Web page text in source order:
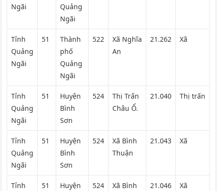
Ngãi
Quảng
Ngãi
Tỉnh
Quảng
Ngãi
51
Thành
phố
Quảng
Ngãi
522
Xã Nghĩa
An
21.262 Xã
Tỉnh
Quảng
Ngãi
51
Huyện
Bình
Sơn
524
Thị Trấn
Châu Ổ.
21.040 Thị trấn
Tỉnh
Quảng
Ngãi
51
Huyện
Bình
Sơn
524
Xã Bình
Thuận
21.043 Xã
Tỉnh
51
Huyện
524
Xã Bình
21.046 Xã